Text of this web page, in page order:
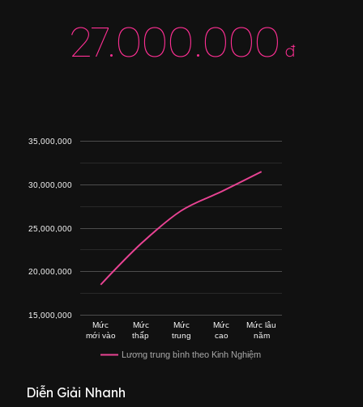
27.000.000 đ
Lương trung bình theo Kinh Nghiệm
Mức
mới vào
Mức
thấp
Mức
trung
Mức
cao
Mức lâu
năm
15,000,000
20,000,000
25,000,000
30,000,000
35,000,000
Diễn Giải Nhanh